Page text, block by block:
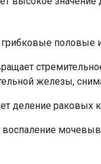
грибковые половые
железы,
деление раковых